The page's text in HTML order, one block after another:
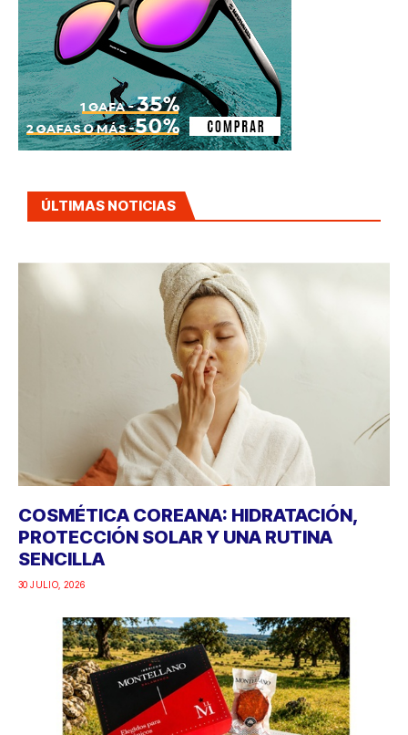
ÚLTIMAS NOTICIAS
COSMÉTICA COREANA: HIDRATACIÓN,
PROTECCIÓN SOLAR Y UNA RUTINA
SENCILLA
30 JULIO, 2026